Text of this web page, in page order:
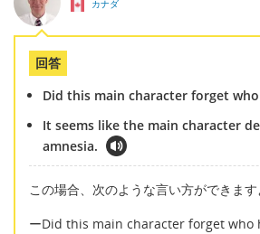
カナダ
回答
Did this main character forget who
It seems like the main character
amnesia.
この場合、次のような言い方ができます
ーDid this main character forget who